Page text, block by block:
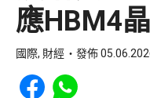
應HBM4
國際, 財經 發佈
Share to Facebook
Share to WhatsApp